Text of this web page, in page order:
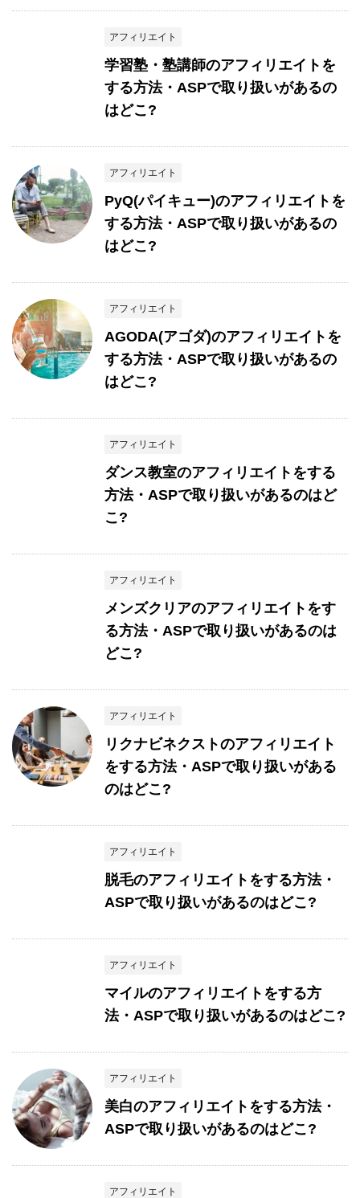
アフィリエイト
学習塾・塾講師のアフィリエイトを
する方法・ASPで取り扱いがあるの
はどこ?
アフィリエイト
PyQ(パイキュー)のアフィリエイトを
する方法・ASPで取り扱いがあるの
はどこ?
アフィリエイト
AGODA(アゴダ)のアフィリエイトを
する方法・ASPで取り扱いがあるの
はどこ?
アフィリエイト
ダンス教室のアフィリエイトをする
方法・ASPで取り扱いがあるのはど
こ?
アフィリエイト
メンズクリアのアフィリエイトをす
る方法・ASPで取り扱いがあるのは
どこ?
アフィリエイト
リクナビネクストのアフィリエイト
をする方法・ASPで取り扱いがある
のはどこ?
アフィリエイト
脱毛のアフィリエイトをする方法・
ASPで取り扱いがあるのはどこ?
アフィリエイト
マイルのアフィリエイトをする方
法・ASPで取り扱いがあるのはどこ?
アフィリエイト
美白のアフィリエイトをする方法・
ASPで取り扱いがあるのはどこ?
アフィリエイト